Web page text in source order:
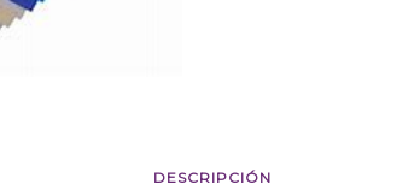
DESCRIPCIÓN